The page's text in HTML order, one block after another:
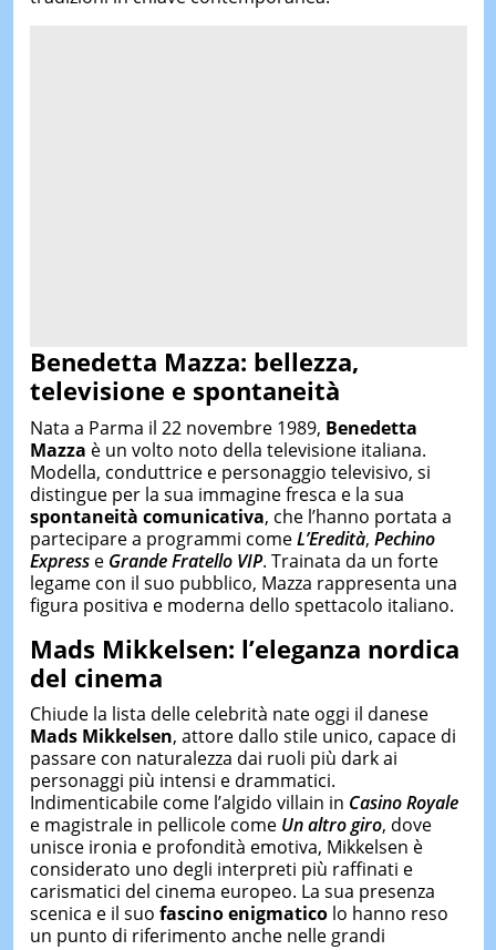
Benedetta Mazza: bellezza,
televisione e spontaneità
Nata a Parma il 22 novembre 1989, Benedetta
Mazza è un volto noto della televisione italiana.
Modella, conduttrice e personaggio televisivo, si
distingue per la sua immagine fresca e la sua
spontaneità comunicativa, che l’hanno portata a
partecipare a programmi comeL’Eredità, Pechino
Expresse Grande Fratello VIP. Trainata da un forte
legame con il suo pubblico, Mazza rappresenta una
figura positiva e moderna dello spettacolo italiano.
Mads Mikkelsen: l’eleganza nordica
del cinema
Chiude la lista delle celebrità nate oggi il danese
Mads Mikkelsen, attore dallo stile unico, capace di
passare con naturalezza dai ruoli più dark ai
personaggi più intensi e drammatici.
Indimenticabile come l’algido villain in Casino Royale
e magistrale in pellicole come Un altro giro, dove
unisce ironia e profondità emotiva, Mikkelsen è
considerato uno degli interpreti più raffinati e
carismatici del cinema europeo. La sua presenza
scenica e il suo fascino enigmaticolo hanno reso
un punto di riferimento anche nelle grandi